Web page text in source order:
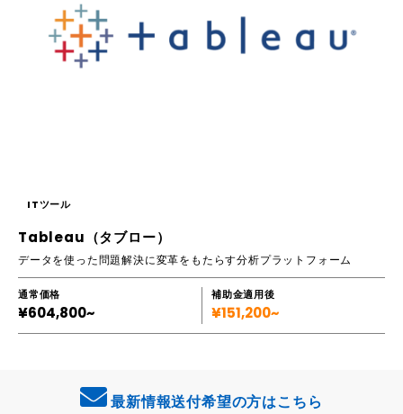
ITツール
Tableau（タブロー）
データを使った問題解決に変革をもたらす分析プラットフォーム
通常価格
¥604,800~
補助金適用後
¥151,200~
最新情報送付希望の方はこちら